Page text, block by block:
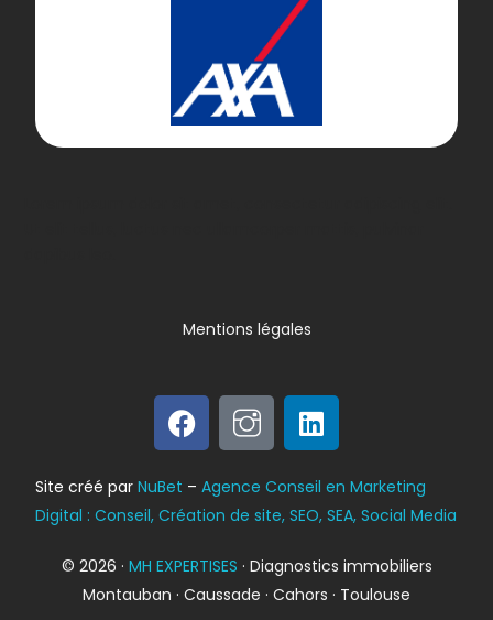
Bilan énergétique
DPE
© 2026 · MH EXPERTISES · Diagnostics immobiliers
Montauban · Caussade · Cahors · Toulouse
Site créé parNuBet –Agence Conseil en Marketing
Digital : Conseil, Création de site, SEO, SEA, Social Media
Mentions légales